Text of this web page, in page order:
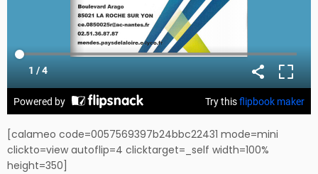
[calameo code=0057569397b24bbc22431 mode=mini
clickto=view autoflip=4 clicktarget=_self width=100%
height=350]